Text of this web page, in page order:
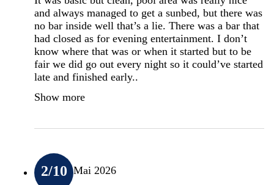
and always managed to get a sunbed, but there was
no bar inside well that’s a lie. There was a bar that
had closed as for evening entertainment. I don’t
know where that was or when it started but to be
fair we did go out every night so it could’ve started
late and finished early..
Show more
2/10 Mai 2026